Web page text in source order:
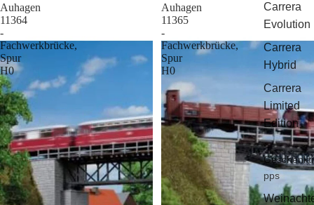
Carrera
Evolution
Carrera
Hybrid
Carrera
Limited
Edition
Geschenkti
pps
Auhagen
11364
-
Fachwerkbrücke,
Spur
H0
Auhagen
11365
-
Fachwerkbrücke,
Spur
H0